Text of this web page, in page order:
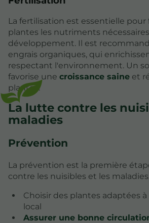
La fertilisation est essentielle pour
plantes les nutriments
développement. Il est
engrais organiques, qui
respectant l'environnement. Un
favorise une croissance saine et
plantes.
La lutte contre les
maladies
Prévention
La prévention est la première
contre les nuisibles et les
Choisir des plantes adaptées
local
Assurer une bonne